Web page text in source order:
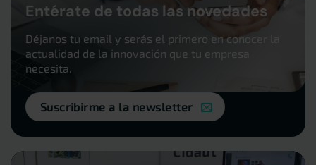
Entérate de todas las novedades
Déjanos tu email y serás el primero en conocer la
actualidad de la innovación que tu empresa
necesita.
Suscribirme a la newsletter